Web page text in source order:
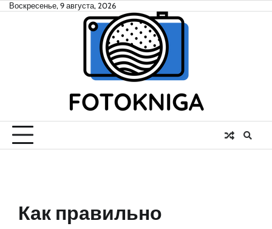
SkipВоскресенье, 9 августа, 2026
Как правильно